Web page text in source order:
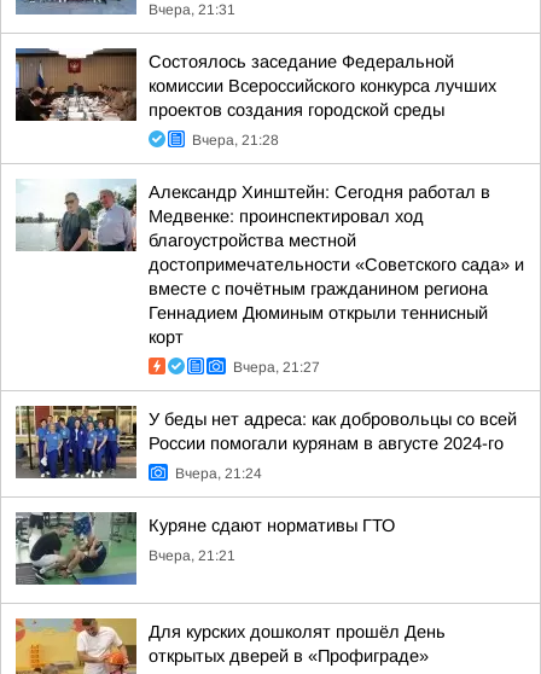
Вчера, 21:31
Состоялось заседание Федеральной
комиссии Всероссийского конкурса лучших
проектов создания городской среды
Вчера, 21:28
Александр Хинштейн: Сегодня работал в
Медвенке: проинспектировал ход
благоустройства местной
достопримечательности «Советского сада» и
вместе с почётным гражданином региона
Геннадием Дюминым открыли теннисный
корт
Вчера, 21:27
У беды нет адреса: как добровольцы со всей
России помогали курянам в августе 2024-го
Вчера, 21:24
Куряне сдают нормативы ГТО
Вчера, 21:21
Для курских дошколят прошёл День
открытых дверей в «Профиграде»